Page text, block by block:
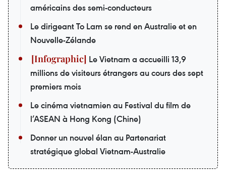
américains des semi-conducteurs
Le dirigeant To Lam se rend en Australie et en
Nouvelle-Zélande
Le Vietnam a accueilli 13,9
millions de visiteurs étrangers au cours des sept
premiers mois
Le cinéma vietnamien au Festival du film de
l’ASEAN à Hong Kong (Chine)
Donner un nouvel élan au Partenariat
stratégique global Vietnam-Australie